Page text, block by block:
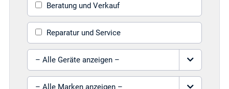
Beratung und Verkauf
Reparatur und Service
Gerät auswählen
Marke auswählen